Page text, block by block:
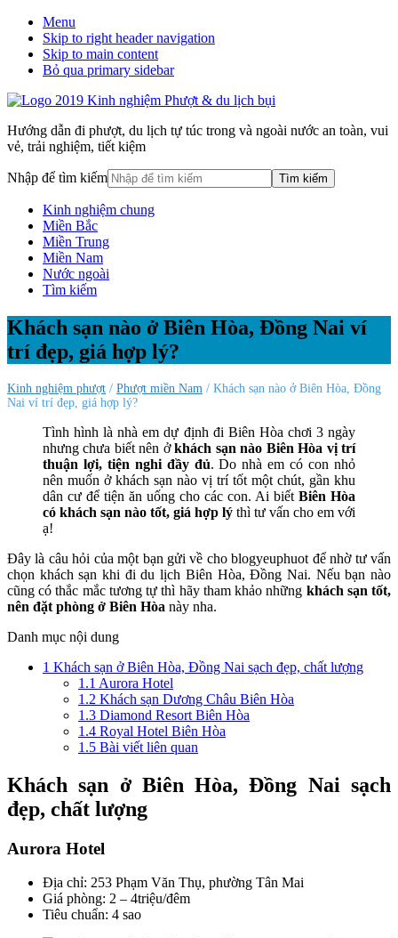
Menu
Skip to right header navigation
Skip to main content
Bỏ qua primary sidebar
Hướng dẫn đi phượt, du lịch tự túc trong và ngoài nước an toàn, vui
vẻ, trải nghiệm, tiết kiệm
Nhập để tìm kiếm
Kinh nghiệm chung
Miền Bắc
Miền Trung
Miền Nam
Nước ngoài
Tìm kiếm
Khách sạn nào ở Biên Hòa, Đồng Nai ví
trí đẹp, giá hợp lý?
Kinh nghiệm phượt / Phượt miền Nam / Khách sạn nào ở Biên Hòa, Đồng
Nai ví trí đẹp, giá hợp lý?
Tình hình là nhà em dự định đi Biên Hòa chơi 3 ngày
nhưng chưa biết nên ởkhách sạn nào Biên Hòa vị trí
thuận lợi, tiện nghi đầy đủ. Do nhà em có con nhỏ
nên muốn ở khách sạn nào vị trí tốt một chút, gần khu
dân cư để tiện ăn uống cho các con. Ai biết Biên Hòa
có khách sạn nào tốt, giá hợp lý thì tư vấn cho em với
ạ!
Đây là câu hỏi của một bạn gửi về cho blogyeuphuot để nhờ tư vấn
chọn khách sạn khi đi du lịch Biên Hòa, Đồng Nai. Nếu bạn nào
cũng có thắc mắc tương tự thì hãy tham khảo những khách sạn tốt,
nên đặt phòng ở Biên Hòa này nha.
Danh mục nội dung
1 Khách sạn ở Biên Hòa, Đồng Nai sạch đẹp, chất lượng
1.1 Aurora Hotel
1.2 Khách sạn Dương Châu Biên Hòa
1.3 Diamond Resort Biên Hòa
1.4 Royal Hotel Biên Hòa
1.5 Bài viết liên quan
Khách sạn ở Biên Hòa, Đồng Nai sạch
đẹp, chất lượng
Aurora Hotel
Địa chỉ: 253 Phạm Văn Thụ, phường Tân Mai
Giá phòng: 2 – 4triệu/đêm
Tiêu chuẩn: 4 sao